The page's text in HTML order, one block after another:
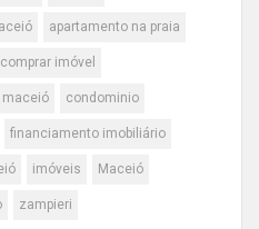
apartamento na praia
comprar imóvel
maceió condominio
financiamento imobiliário
imóveis Maceió
zampieri